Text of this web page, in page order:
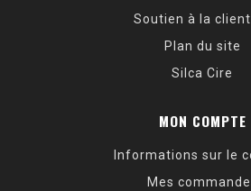
Soutien à la
Plan du site
Silca Cire
MON COMPTE
Informations sur le
Mes